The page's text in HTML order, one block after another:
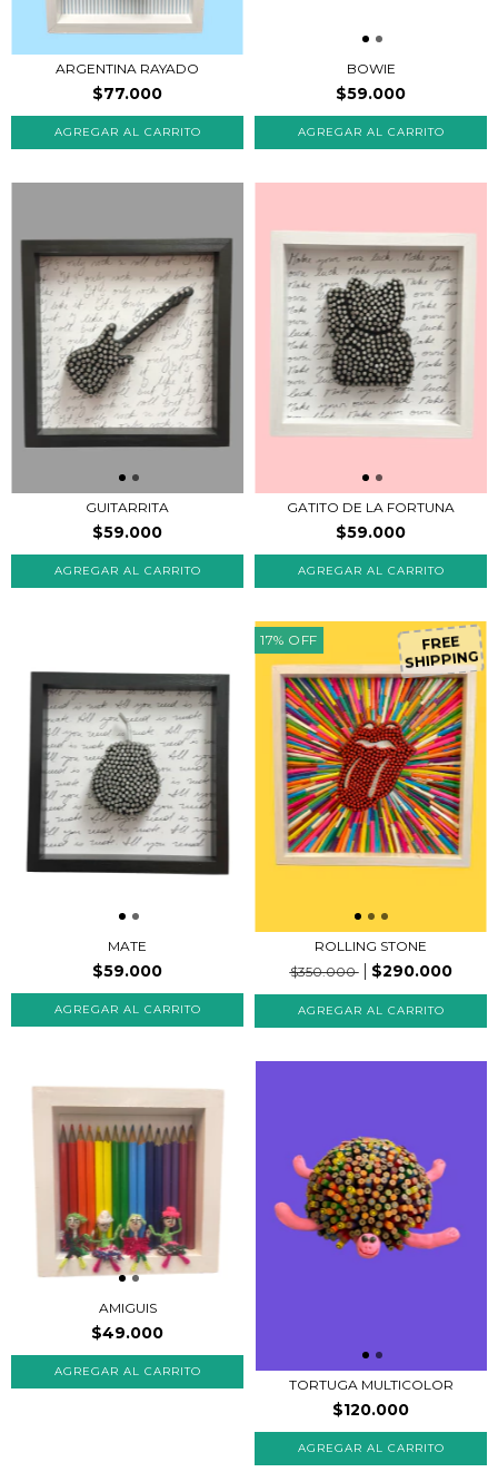
ARGENTINA RAYADO
$77.000
BOWIE
$59.000
GUITARRITA
$59.000
GATITO DE LA FORTUNA
$59.000
MATE
$59.000
17% OFF FREE
SHIPPING
ROLLING STONE
$350.000
$290.000
AMIGUIS
$49.000
TORTUGA MULTICOLOR
$120.000